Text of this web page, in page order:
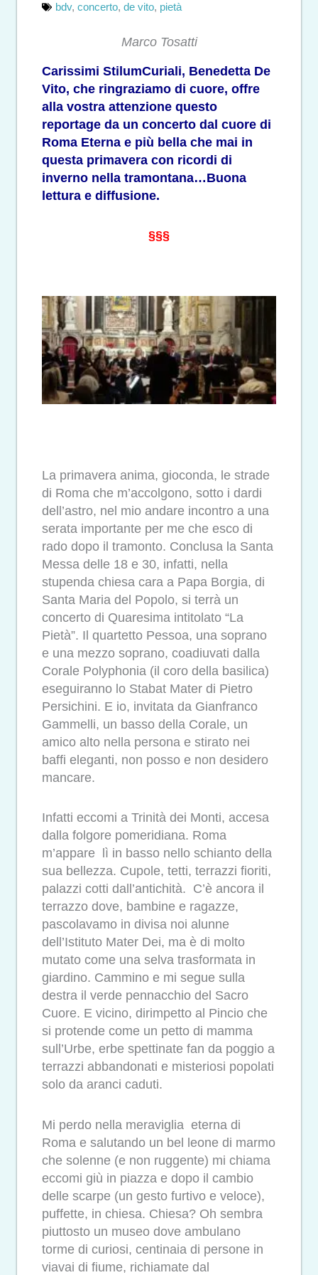
bdv, concerto, de vito, pietà
Marco Tosatti
Carissimi StilumCuriali, Benedetta De
Vito, che ringraziamo di cuore, offre
alla vostra attenzione questo
reportage da un concerto dal cuore di
Roma Eterna e più bella che mai in
questa primavera con ricordi di
inverno nella tramontana…Buona
lettura e diffusione.
§§§
La primavera anima, gioconda, le strade
di Roma che m’accolgono, sotto i dardi
dell’astro, nel mio andare incontro a una
serata importante per me che esco di
rado dopo il tramonto. Conclusa la Santa
Messa delle 18 e 30, infatti, nella
stupenda chiesa cara a Papa Borgia, di
Santa Maria del Popolo, si terrà un
concerto di Quaresima intitolato “La
Pietà”. Il quartetto Pessoa, una soprano
e una mezzo soprano, coadiuvati dalla
Corale Polyphonia (il coro della basilica)
eseguiranno lo Stabat Mater di Pietro
Persichini. E io, invitata da Gianfranco
Gammelli, un basso della Corale, un
amico alto nella persona e stirato nei
baffi eleganti, non posso e non desidero
mancare.
Infatti eccomi a Trinità dei Monti, accesa
dalla folgore pomeridiana. Roma
m’appare lì in basso nello schianto della
sua bellezza. Cupole, tetti, terrazzi fioriti,
palazzi cotti dall’antichità. C’è ancora il
terrazzo dove, bambine e ragazze,
pascolavamo in divisa noi alunne
dell’Istituto Mater Dei, ma è di molto
mutato come una selva trasformata in
giardino. Cammino e mi segue sulla
destra il verde pennacchio del Sacro
Cuore. E vicino, dirimpetto al Pincio che
si protende come un petto di mamma
sull’Urbe, erbe spettinate fan da poggio a
terrazzi abbandonati e misteriosi popolati
solo da aranci caduti.
Mi perdo nella meraviglia eterna di
Roma e salutando un bel leone di marmo
che solenne (e non ruggente) mi chiama
eccomi giù in piazza e dopo il cambio
delle scarpe (un gesto furtivo e veloce),
puffette, in chiesa. Chiesa? Oh sembra
piuttosto un museo dove ambulano
torme di curiosi, centinaia di persone in
viavai di fiume, richiamate dal